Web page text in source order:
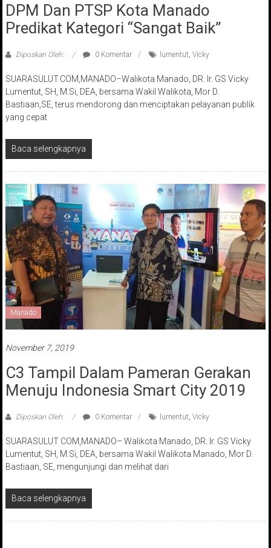
DPM Dan PTSP Kota Manado
Predikat Kategori “Sangat Baik”
Diposkan Oleh: 0 Komentar lumentut Vicky
SUARASULUT.COM,MANADO–Walikota Manado, DR. Ir. GS Vicky
Lumentut, SH, M.Si, DEA, bersama Wakil Walikota, Mor D.
Bastiaan,SE, terus mendorong dan menciptakan pelayanan publik
yang cepat
Baca selengkapnya
Manado
November 7, 2019
C3 Tampil Dalam Pameran Gerakan
Menuju Indonesia Smart City 2019
Diposkan Oleh: 0 Komentar lumentut, Vicky
SUARASULUT COM,MANADO– Walikota Manado, DR. Ir. GS Vicky
Lumentut, SH, M.Si, DEA, bersama Wakil Walikota Manado, Mor D.
Bastiaan, SE, mengunjungi dan melihat dari
Baca selengkapnya